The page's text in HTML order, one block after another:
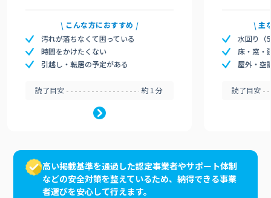
こんな方におすすめ
汚れが落ちなくて困っている
時間をかけたくない
引越し・転居の予定がある
読了目安 約1分
主
水回り（
床・窓・
屋外・空
読了目安
高い掲載基準を通過した認定事業者やサポート体制
などの安全対策を整えているため、納得できる事業
者選びを安心して行えます。